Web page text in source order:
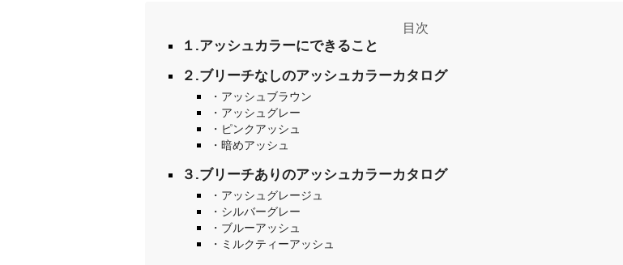
１.アッシュカラーにできること
２.ブリーチなしのアッシュカラーカタログ
・アッシュブラウン
・アッシュグレー
・ピンクアッシュ
・暗めアッシュ
３.ブリーチありのアッシュカラーカタログ
・アッシュグレージュ
・シルバーグレー
・ブルーアッシュ
・ミルクティーアッシュ